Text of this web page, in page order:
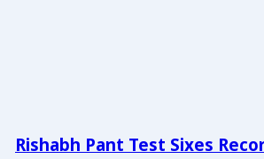
Rishabh Pant Test Sixes